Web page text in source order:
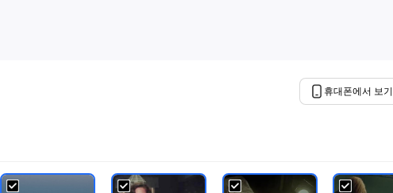
휴대폰에서 보기